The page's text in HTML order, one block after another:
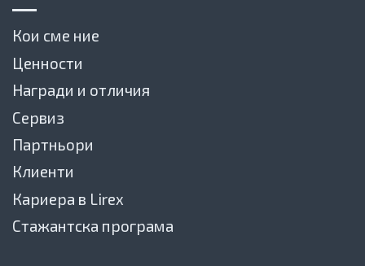
Кои сме ние
Ценности
Награди и отличия
Сервиз
Партньори
Клиенти
Кариера в Lirex
Стажантска програма